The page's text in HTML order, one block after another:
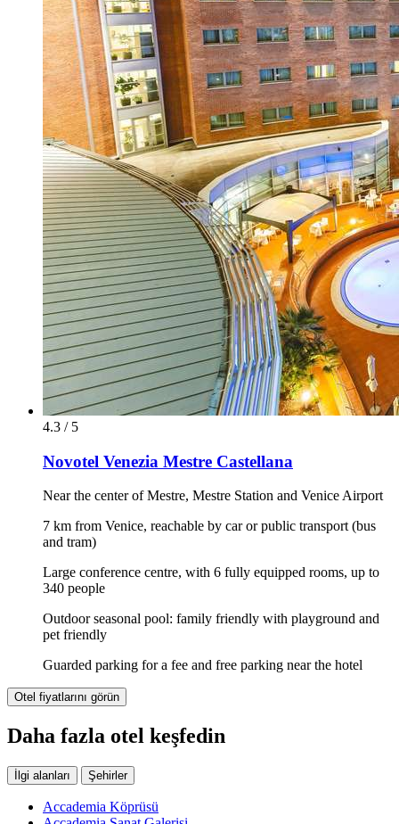
4.3 / 5
Novotel Venezia Mestre Castellana
Near the center of Mestre, Mestre Station and Venice Airport
7 km from Venice, reachable by car or public transport (bus
and tram)
Large conference centre, with 6 fully equipped rooms, up to
340 people
Outdoor seasonal pool: family friendly with playground and
pet friendly
Guarded parking for a fee and free parking near the hotel
Otel fiyatlarını görün
Daha fazla otel keşfedin
İlgi alanları Şehirler
Accademia Köprüsü